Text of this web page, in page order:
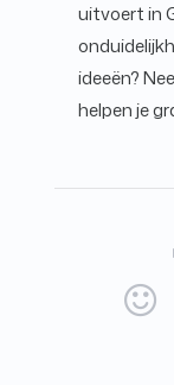
uitvoert in
ideeën?
helpen je